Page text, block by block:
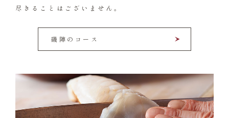
尽きることはございません。
磯陣のコース